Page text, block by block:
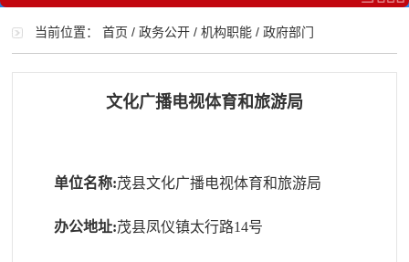
当前位置：首页 /政务公开 /机构职能 /政府部门
文化广播电视体育和旅游局
单位名称:茂县文化广播电视体育和旅游局
办公地址:茂县凤仪镇太行路14号